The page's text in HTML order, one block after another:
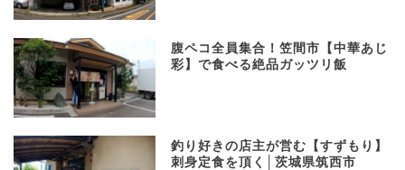
​腹ペコ全員集合！笠間市【中華あじ
彩】で食べる絶品ガッツリ飯
釣り好きの店主が営む【すずもり】
刺身定食を頂く│茨城県筑西市